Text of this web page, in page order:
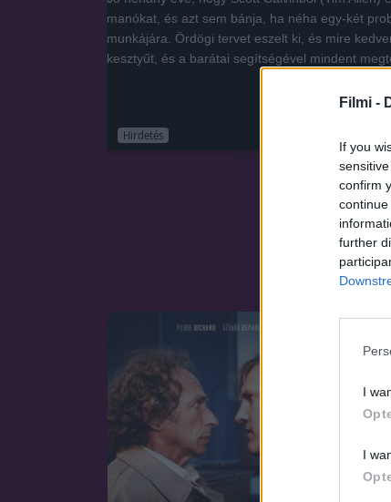
Filmi -
If you
confirm
further
I
I
Hirdetés
manókat, és azt sem bánja, ha néha egy-két
munkájára. Ördögi tervet eszelt ki, és mire
kesztyűt, és a barátai segítségével mindent